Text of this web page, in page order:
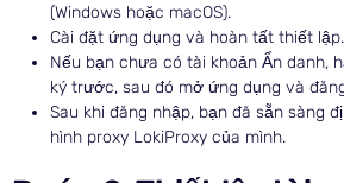
(Windows hoặc macOS).
Cài đặt ứng dụng và hoàn tất thiết lập.
Nếu bạn chưa có tài khoản Ẩn danh,
ký trước, sau đó mở ứng dụng và
Sau khi đăng nhập, bạn đã sẵn sàng
hình proxy LokiProxy của mình.